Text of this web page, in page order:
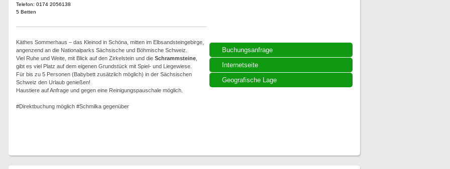
Buchungsanfrage
Internetseite
Geografische Lage
Telefon: 0174 2056138
5 Betten
Käthes Sommerhaus – das Kleinod in Schöna, mitten im Elbsandsteingebirge,
angenzend an die Nationalparks Sächsische und Böhmische Schweiz.
Viel Ruhe und Weite, mit Blick auf den Zirkelstein und die Schrammsteine,
gibt es viel Platz auf dem eigenen Grundstück mit Spiel- und Liegewiese.
Für bis zu 5 Personen (Babybett zusätzlich möglich) in der Sächsischen
Schweiz den Urlaub genießen!
Haustiere auf Anfrage und gegen eine Reinigungspauschale möglich.
#Direktbuchung möglich #Schmilka gegenüber